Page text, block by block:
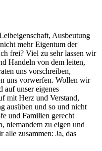
Ausbeutung
mehr Eigentum der
frei? Viel zu sehr lassen wir
Handeln von dem leiten,
uns vorschreiben,
uns vorwerfen. Wollen wir
auf unser eigenes
mit Herz und Verstand,
ausüben und so und nicht
und Familien gerecht
niemandem zu eigen und
alle zusammen: Ja, das